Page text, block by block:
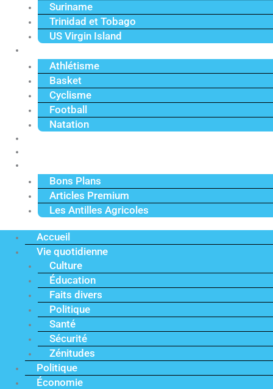
Suriname
Trinidad et Tobago
US Virgin Island
Athlétisme
Basket
Cyclisme
Football
Natation
Bons Plans
Articles Premium
Les Antilles Agricoles
Accueil
Vie quotidienne
Culture
Éducation
Faits divers
Politique
Santé
Sécurité
Zénitudes
Politique
Économie